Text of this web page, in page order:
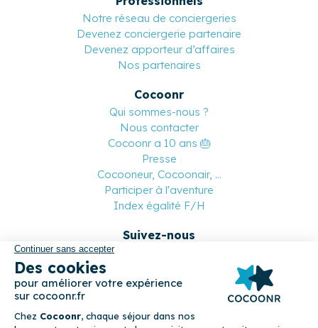
Notre réseau de conciergeries
Devenez conciergerie partenaire
Devenez apporteur d’affaires
Nos partenaires
Cocoonr
Qui sommes-nous ?
Nous contacter
Cocoonr a 10 ans 🎂
Presse
Cocooneur, Cocoonair, ...
Participer à l'aventure
Index égalité F/H
Suivez-nous